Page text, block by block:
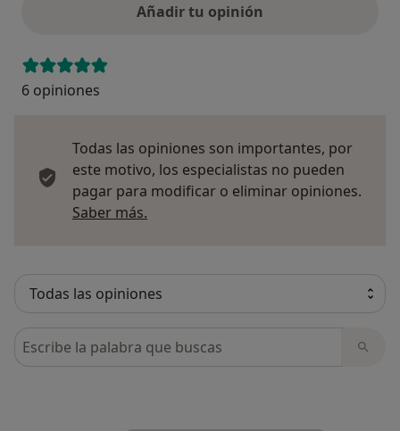
Añadir tu opinión
6 opiniones
Todas las opiniones son importantes, por
este motivo, los especialistas no pueden
pagar para modificar o eliminar opiniones.
Saber más.
Busca en opiniones